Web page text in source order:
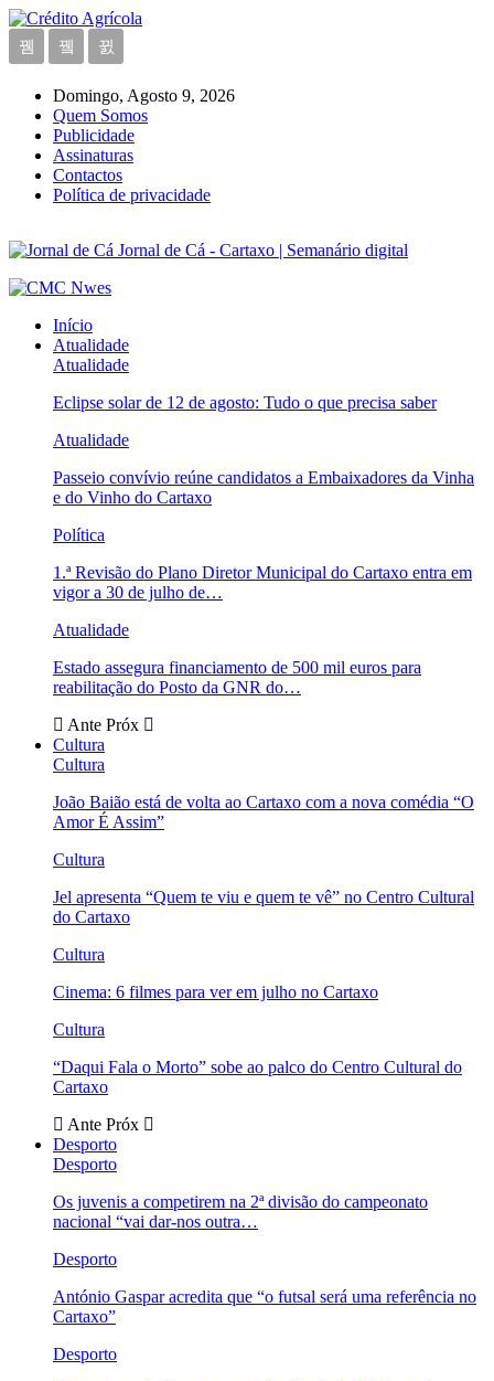
Domingo, Agosto 9, 2026
Quem Somos
Publicidade
Assinaturas
Contactos
Política de privacidade
Jornal de Cá - Cartaxo | Semanário digital
Início
Atualidade
Atualidade
Eclipse solar de 12 de agosto: Tudo o que precisa saber
Atualidade
Passeio convívio reúne candidatos a Embaixadores da Vinha
e do Vinho do Cartaxo
Política
1.ª Revisão do Plano Diretor Municipal do Cartaxo entra em
vigor a 30 de julho de…
Atualidade
Estado assegura financiamento de 500 mil euros para
reabilitação do Posto da GNR do…
Ante Próx
Cultura
Cultura
João Baião está de volta ao Cartaxo com a nova comédia “O
Amor É Assim”
Cultura
Jel apresenta “Quem te viu e quem te vê” no Centro Cultural
do Cartaxo
Cultura
Cinema: 6 filmes para ver em julho no Cartaxo
Cultura
“Daqui Fala o Morto” sobe ao palco do Centro Cultural do
Cartaxo
Ante Próx
Desporto
Desporto
Os juvenis a competirem na 2ª divisão do campeonato
nacional “vai dar-nos outra…
Desporto
António Gaspar acredita que “o futsal será uma referência no
Cartaxo”
Desporto